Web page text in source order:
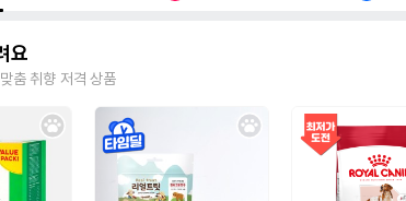
요
춤 취향 저격 상품